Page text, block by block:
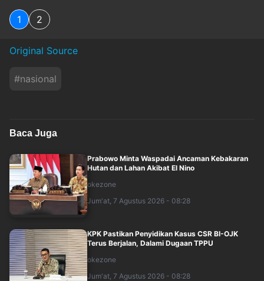
1 2
Original Source
#nasional
Baca Juga
Prabowo Minta Waspadai Ancaman Kebakaran
Hutan dan Lahan Akibat El Nino
okezone
Jum'at, 7 Agustus 2026 - 08:28
KPK Pastikan Penyidikan Kasus CSR BI-OJK
Terus Berjalan, Dalami Dugaan TPPU
okezone
Jum'at, 7 Agustus 2026 - 08:28